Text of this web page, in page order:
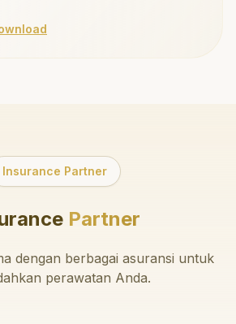
Insurance Partner
Partner
dengan berbagai asuransi untuk
perawatan Anda.